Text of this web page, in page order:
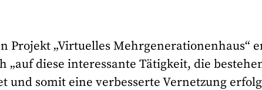
Projekt „Virtuelles Mehrgenerationenhaus“
diese interessante Tätigkeit, die
und somit eine verbesserte Vernetzung